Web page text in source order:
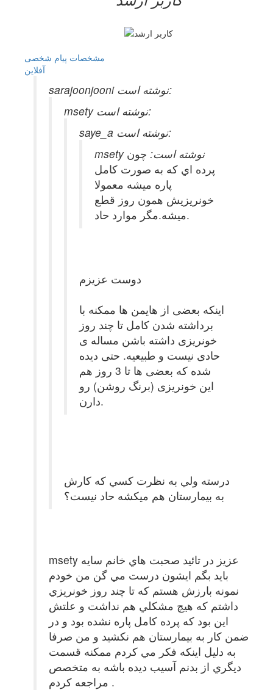
مشخصات پیام شخصی
آفلاين
sarajoonjooni نوشته است:
msety نوشته است:
saye_a نوشته است:
msety نوشته است: چون
پرده اي كه به صورت كامل
پاره ميشه معمولا
خونريزيش همون روز قطع
ميشه.مگر موارد حاد.
دوست عزیزم
اینکه بعضی از هایمن ها ممکنه با
برداشته شدن کامل تا چند روز
خونریزی داشته باشن مساله ی
حادی نیست و طبیعیه. حتی دیده
شده که بعضی ها تا 3 روز هم
این خونریزی (برنگ روشن) رو
دارن.
درسته ولي به نظرت كسي كه كارش
به بيمارستان هم ميكشه حاد نيست؟
msety عزيز در تائيد صحبت هاي خانم سايه
بايد بگم ايشون درست مي گن من خودم
نمونه بارزش هستم كه تا چند روز خونريزي
داشتم كه هيچ مشكلي هم نداشت و علتش
اين بود كه پرده كامل پاره نشده بود و در
ضمن كار به بيمارستان هم نكشيد و من صرفا
به دليل اينكه فكر مي كردم ممكنه قسمت
ديگري از بدنم آسيب ديده باشه به متخصص
مراجعه كردم .